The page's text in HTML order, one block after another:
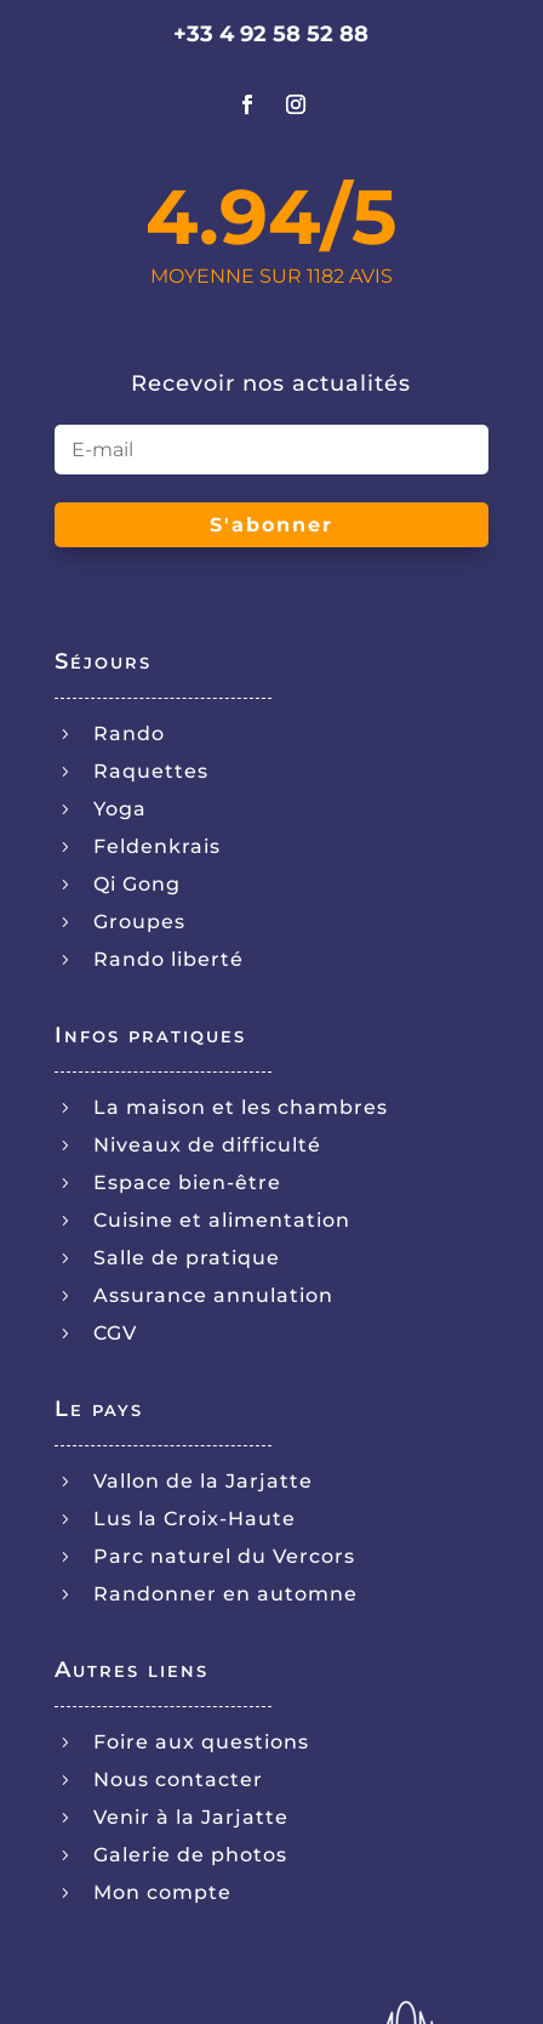
+33 4 92 58 52 88
4.94/5
MOYENNE SUR 1182 AVIS
Recevoir nos actualités
S'abonner
Séjours
5 Rando
5 Raquettes
5 Yoga
5 Feldenkrais
5 Qi Gong
5 Groupes
5 Rando liberté
Infos pratiques
5 La maison et les chambres
5 Niveaux de difficulté
5 Espace bien-être
5 Cuisine et alimentation
5 Salle de pratique
5 Assurance annulation
5 CGV
Le pays
5 Vallon de la Jarjatte
5 Lus la Croix-Haute
5 Parc naturel du Vercors
5 Randonner en automne
Autres liens
5 Foire aux questions
5 Nous contacter
5 Venir à la Jarjatte
5 Galerie de photos
5 Mon compte